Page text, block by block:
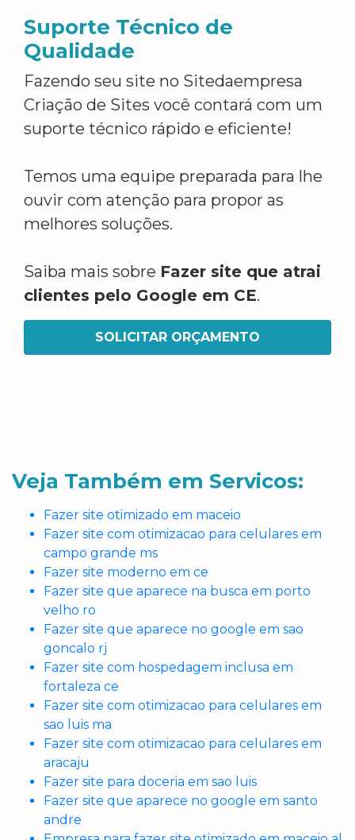
Suporte Técnico de
Qualidade
Fazendo seu site no Sitedaempresa
Criação de Sites você contará com um
suporte técnico rápido e eficiente!
Temos uma equipe preparada para lhe
ouvir com atenção para propor as
melhores soluções.
Saiba mais sobre Fazer site que atrai
clientes pelo Google em CE.
SOLICITAR ORÇAMENTO
Veja Também em Servicos:
Fazer site otimizado em maceio
Fazer site com otimizacao para celulares em
campo grande ms
Fazer site moderno em ce
Fazer site que aparece na busca em porto
velho ro
Fazer site que aparece no google em sao
goncalo rj
Fazer site com hospedagem inclusa em
fortaleza ce
Fazer site com otimizacao para celulares em
sao luis ma
Fazer site com otimizacao para celulares em
aracaju
Fazer site para doceria em sao luis
Fazer site que aparece no google em santo
andre